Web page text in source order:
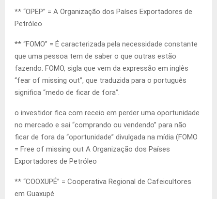
** “OPEP” = A Organização dos Países Exportadores de
Petróleo
** “FOMO” = É caracterizada pela necessidade constante
que uma pessoa tem de saber o que outras estão
fazendo. FOMO, sigla que vem da expressão em inglês
“fear of missing out”, que traduzida para o português
significa “medo de ficar de fora”.
o investidor fica com receio em perder uma oportunidade
no mercado e sai “comprando ou vendendo” para não
ficar de fora da “oportunidade” divulgada na mídia (FOMO
= Free of missing out A Organização dos Países
Exportadores de Petróleo
** “COOXUPÉ” = Cooperativa Regional de Cafeicultores
em Guaxupé